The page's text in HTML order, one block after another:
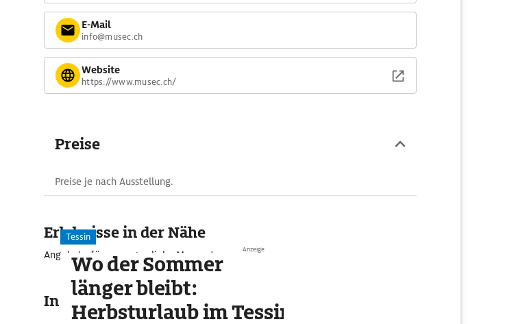
E-Mail
info@musec.ch
Website
https://www.musec.ch/
Preise
Preise je nach Ausstellung.
Erlebnisse in der Nähe
Angebote für unvergessliche Momente
In der Umgebung
Anzeige
Tessin
Wo der Sommer
länger bleibt:
Herbsturlaub im Tessin